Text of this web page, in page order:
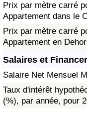
Prix par mètre carré
Appartement dans le
Prix par mètre carré
Appartement en
Salaires et
Salaire Net Mensuel
Taux d'intérêt
(%), par année, pour